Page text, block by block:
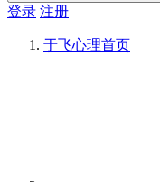
登录 注册
于飞心理首页